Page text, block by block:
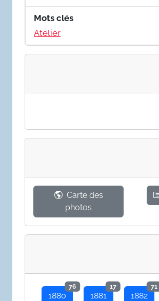
Mots clés
Atelier
Carte des
photos
1880
76
1881
17
1882
71